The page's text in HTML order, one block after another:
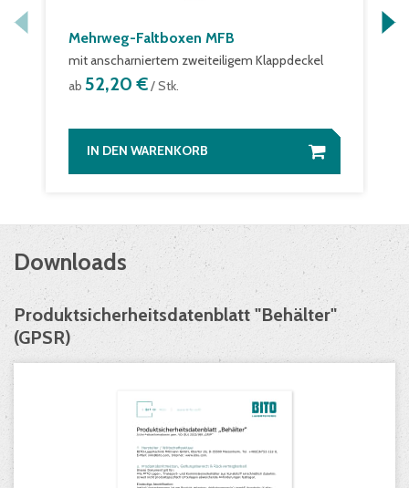
Mehrweg-Faltboxen MFB
mit anscharniertem zweiteiligem Klappdeckel
ab 52,20 €/ Stk.
IN DEN WARENKORB
Downloads
Produktsicherheitsdatenblatt "Behälter"
(GPSR)